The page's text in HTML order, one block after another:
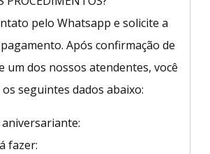
pelo Whatsapp e solicite a
Após confirmação de
um dos nossos atendentes, você
seguintes dados abaixo:
fazer: